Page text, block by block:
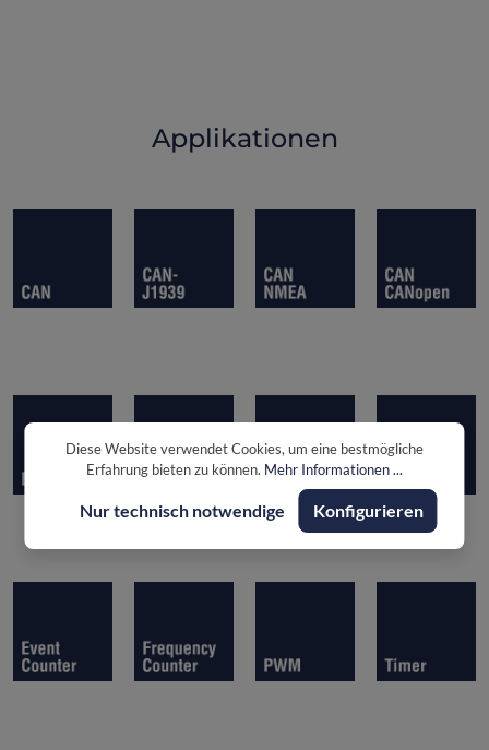
Applikationen
Diese Website verwendet Cookies, um eine bestmögliche
Erfahrung bieten zu können. Mehr Informationen ...
Nur technisch notwendige Konfigurieren